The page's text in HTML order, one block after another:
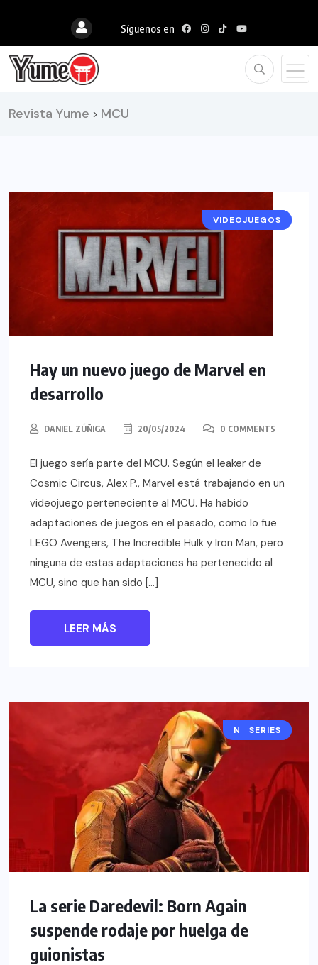
Síguenos en
Revista Yume > MCU
NOTICIAS
VIDEOJUEGOS
Hay un nuevo juego de Marvel en
desarrollo
DANIEL ZÚÑIGA 20/05/2024 0 COMMENTS
El juego sería parte del MCU. Según el leaker de
Cosmic Circus, Alex P., Marvel está trabajando en un
videojuego perteneciente al MCU. Ha habido
adaptaciones de juegos en el pasado, como lo fue
LEGO Avengers, The Incredible Hulk y Iron Man, pero
ninguna de estas adaptaciones ha pertenecido al
MCU, sino que han sido […]
LEER MÁS
NOTICIAS
SERIES
La serie Daredevil: Born Again
suspende rodaje por huelga de
guionistas